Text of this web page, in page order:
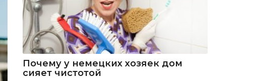
Почему у немецких хозяек дом
сияет чистотой